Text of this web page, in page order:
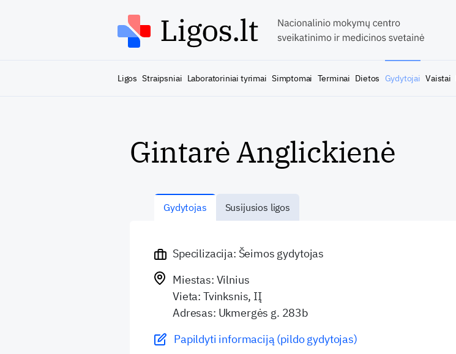
Ligos Straipsniai Laboratoriniai tyrimai Simptomai Terminai Dietos Gydytojai Vaistai
Gintarė Anglickienė
Gydytojas Susijusios ligos
Specilizacija: Šeimos gydytojas
Miestas: Vilnius
Vieta: Tvinksnis, IĮ
Adresas: Ukmergės g. 283b
Papildyti informaciją (pildo gydytojas)